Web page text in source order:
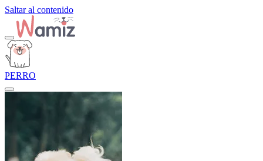
Saltar al contenido
PERRO